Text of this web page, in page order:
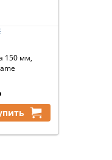
150 мм,